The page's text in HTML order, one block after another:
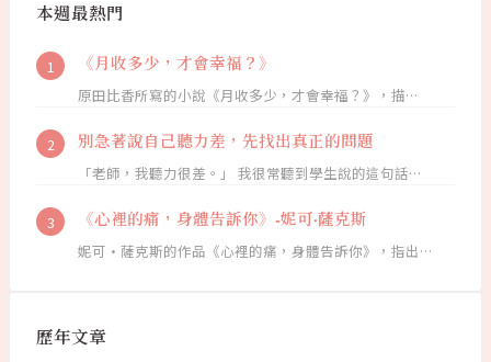
本週最熱門
《月收多少，才會幸福？》
原田比香所寫的小說《月收多少，才會幸福？》，描…
別急著說自己聽力差，先找出真正的問題
「老師，我聽力很差。」 我很常聽到學生說的這句話…
《心裡的痛，身體告訴你》-妮可·薩克斯
妮可·薩克斯的作品《心裡的痛，身體告訴你》，指出…
歷年文章